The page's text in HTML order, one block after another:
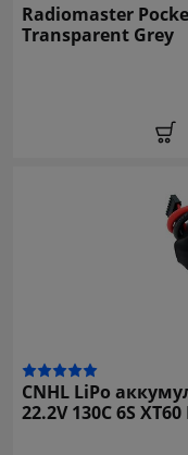
Radiomaster
Transparent Grey
CNHL LiPo
22.2V 130C 6S